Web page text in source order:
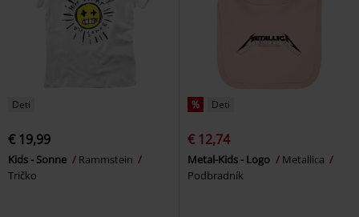
Deti
€ 19,99
Kids - Sonne
Rammstein
Tričko
% Deti
€ 12,74
Metal-Kids - Logo
Metallica
Podbradník